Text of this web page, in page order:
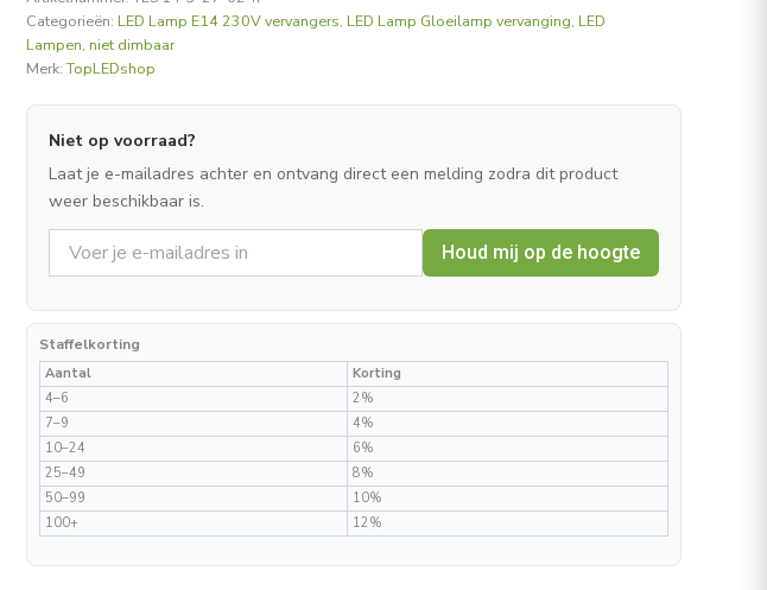
Categorieën: LED Lamp E14 230V vervangers, LED Lamp Gloeilamp vervanging, LED
Lampen, niet dimbaar
Merk:TopLEDshop
Niet op voorraad?
Laat je e-mailadres achter en ontvang direct een melding zodra dit product
weer beschikbaar is.
Houd mij op de hoogte
Staffelkorting
Aantal
Korting
4–6
2%
7–9
4%
10–24
6%
25–49
8%
50–99
10%
100+
12%